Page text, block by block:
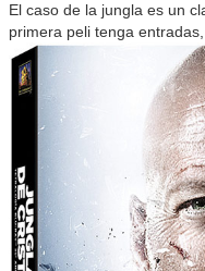
El caso de la jungla es un
primera peli tenga